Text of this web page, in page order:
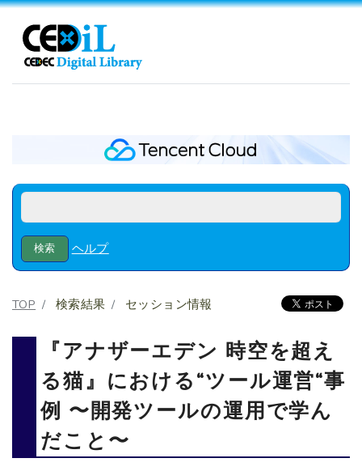
ヘルプ
TOP 検索結果 セッション情報
『アナザーエデン 時空を超え
る猫』における“ツール運営“事
例 〜開発ツールの運用で学ん
だこと〜